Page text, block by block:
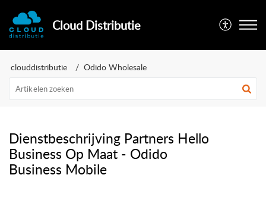
Cloud Distributie
clouddistributie Odido Wholesale
Dienstbeschrijving Partners Hello
Business Op Maat - Odido
Business Mobile